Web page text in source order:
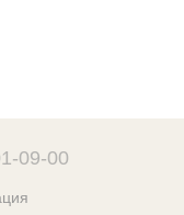
09-00